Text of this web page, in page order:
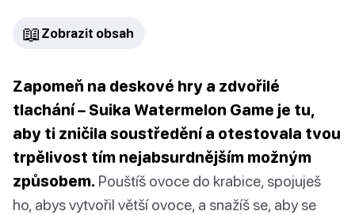
📖 Zobrazit obsah
Zapomeň na deskové hry a zdvořilé
tlachání – Suika Watermelon Game je tu,
aby ti zničila soustředění a otestovala tvou
trpělivost tím nejabsurdnějším možným
způsobem. Pouštíš ovoce do krabice, spojuješ
ho, abys vytvořil větší ovoce, a snažíš se, aby se